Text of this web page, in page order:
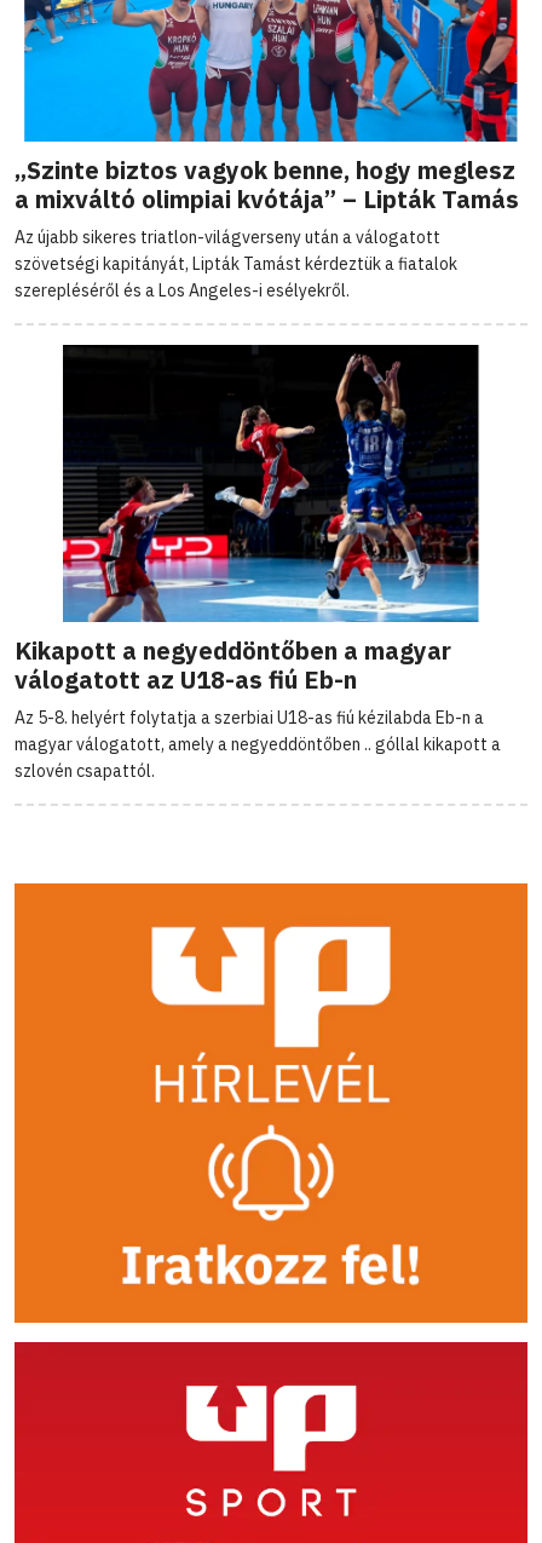
„Szinte biztos vagyok benne, hogy meglesz
a mixváltó olimpiai kvótája” – Lipták Tamás
Az újabb sikeres triatlon-világverseny után a válogatott
szövetségi kapitányát, Lipták Tamást kérdeztük a fiatalok
szerepléséről és a Los Angeles-i esélyekről.
Kikapott a negyeddöntőben a magyar
válogatott az U18-as fiú Eb-n
Az 5-8. helyért folytatja a szerbiai U18-as fiú kézilabda Eb-n a
magyar válogatott, amely a negyeddöntőben .. góllal kikapott a
szlovén csapattól.